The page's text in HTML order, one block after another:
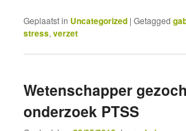
Geplaatst in Uncategorized |Getagged
stress,verzet
Wetenschapper
onderzoek PTSS